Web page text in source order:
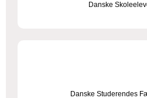
Danske
Danske Studerendes